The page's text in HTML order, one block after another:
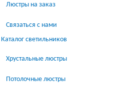
Люстры на заказ
Связаться с нами
Каталог светильников
Хрустальные люстры
Потолочные люстры